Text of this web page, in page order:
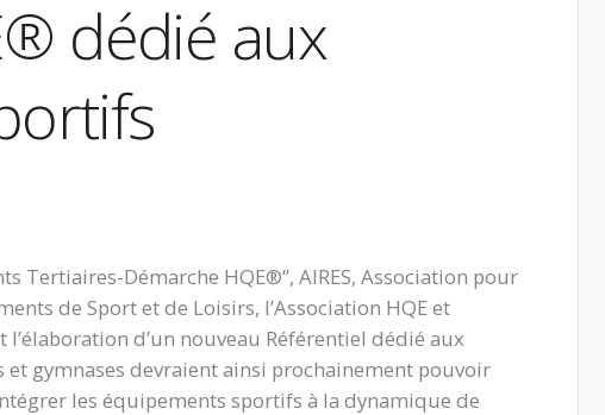
dédié aux
Tertiaires-Démarche HQE®‘’, AIRES, Association pour
de Sport et de Loisirs, l’Association HQE et
d’un nouveau Référentiel dédié aux
gymnases devraient ainsi prochainement pouvoir
les équipements sportifs à la dynamique de